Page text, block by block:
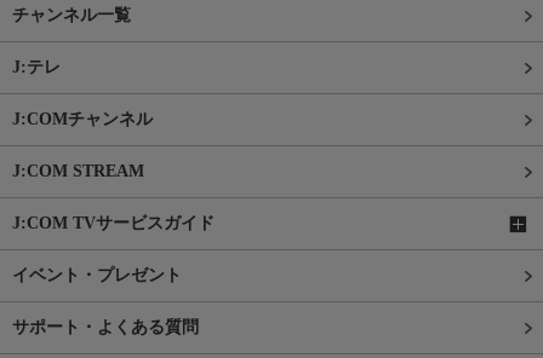
チャンネル一覧
J:テレ
J:COMチャンネル
J:COM STREAM
J:COM TVサービスガイド
イベント・プレゼント
サポート・よくある質問